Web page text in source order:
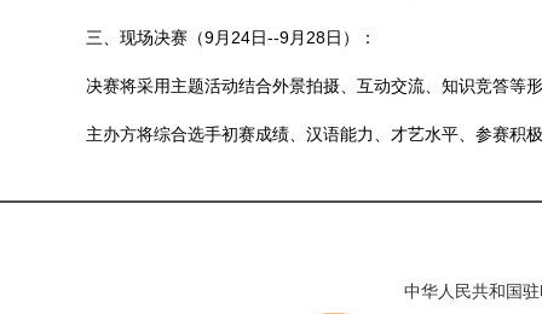
三、现场决赛（9月24日--9月28日）：
决赛将采用主题活动结合外景拍摄、互动交流、知识竞答等
主办方将综合选手初赛成绩、汉语能力、才艺水平、参赛积
中华人民共和国